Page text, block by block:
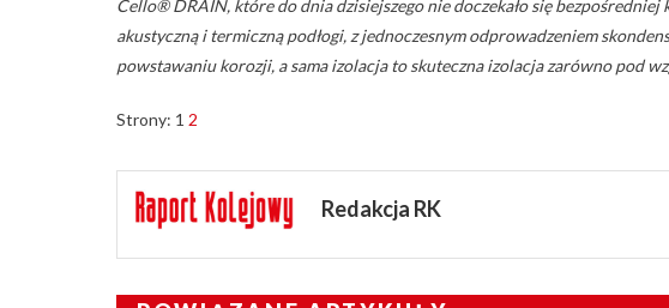
Cello® DRAIN, które do dnia dzisiejszego nie doczekało się
akustyczną i termiczną podłogi, z jednoczesnym odprowadzeniem
powstawaniu korozji, a sama izolacja to skuteczna izolacja zarówno pod
Strony: 1 2
Redakcja RK